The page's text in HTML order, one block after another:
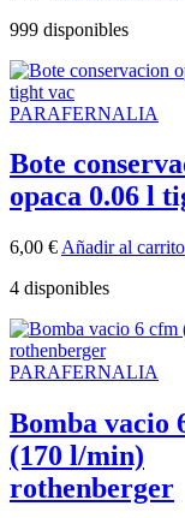
999 disponibles
PARAFERNALIA
Bote
opaca 0.06 l
6,00 € Añadir al carrito
4 disponibles
PARAFERNALIA
Bomba vacio
(170 l/min)
rothenberger